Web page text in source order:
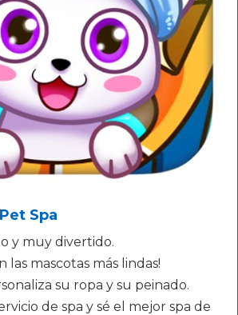
Spa
y muy divertido.
las mascotas más lindas!
su ropa y su peinado.
de spa y sé el mejor spa de